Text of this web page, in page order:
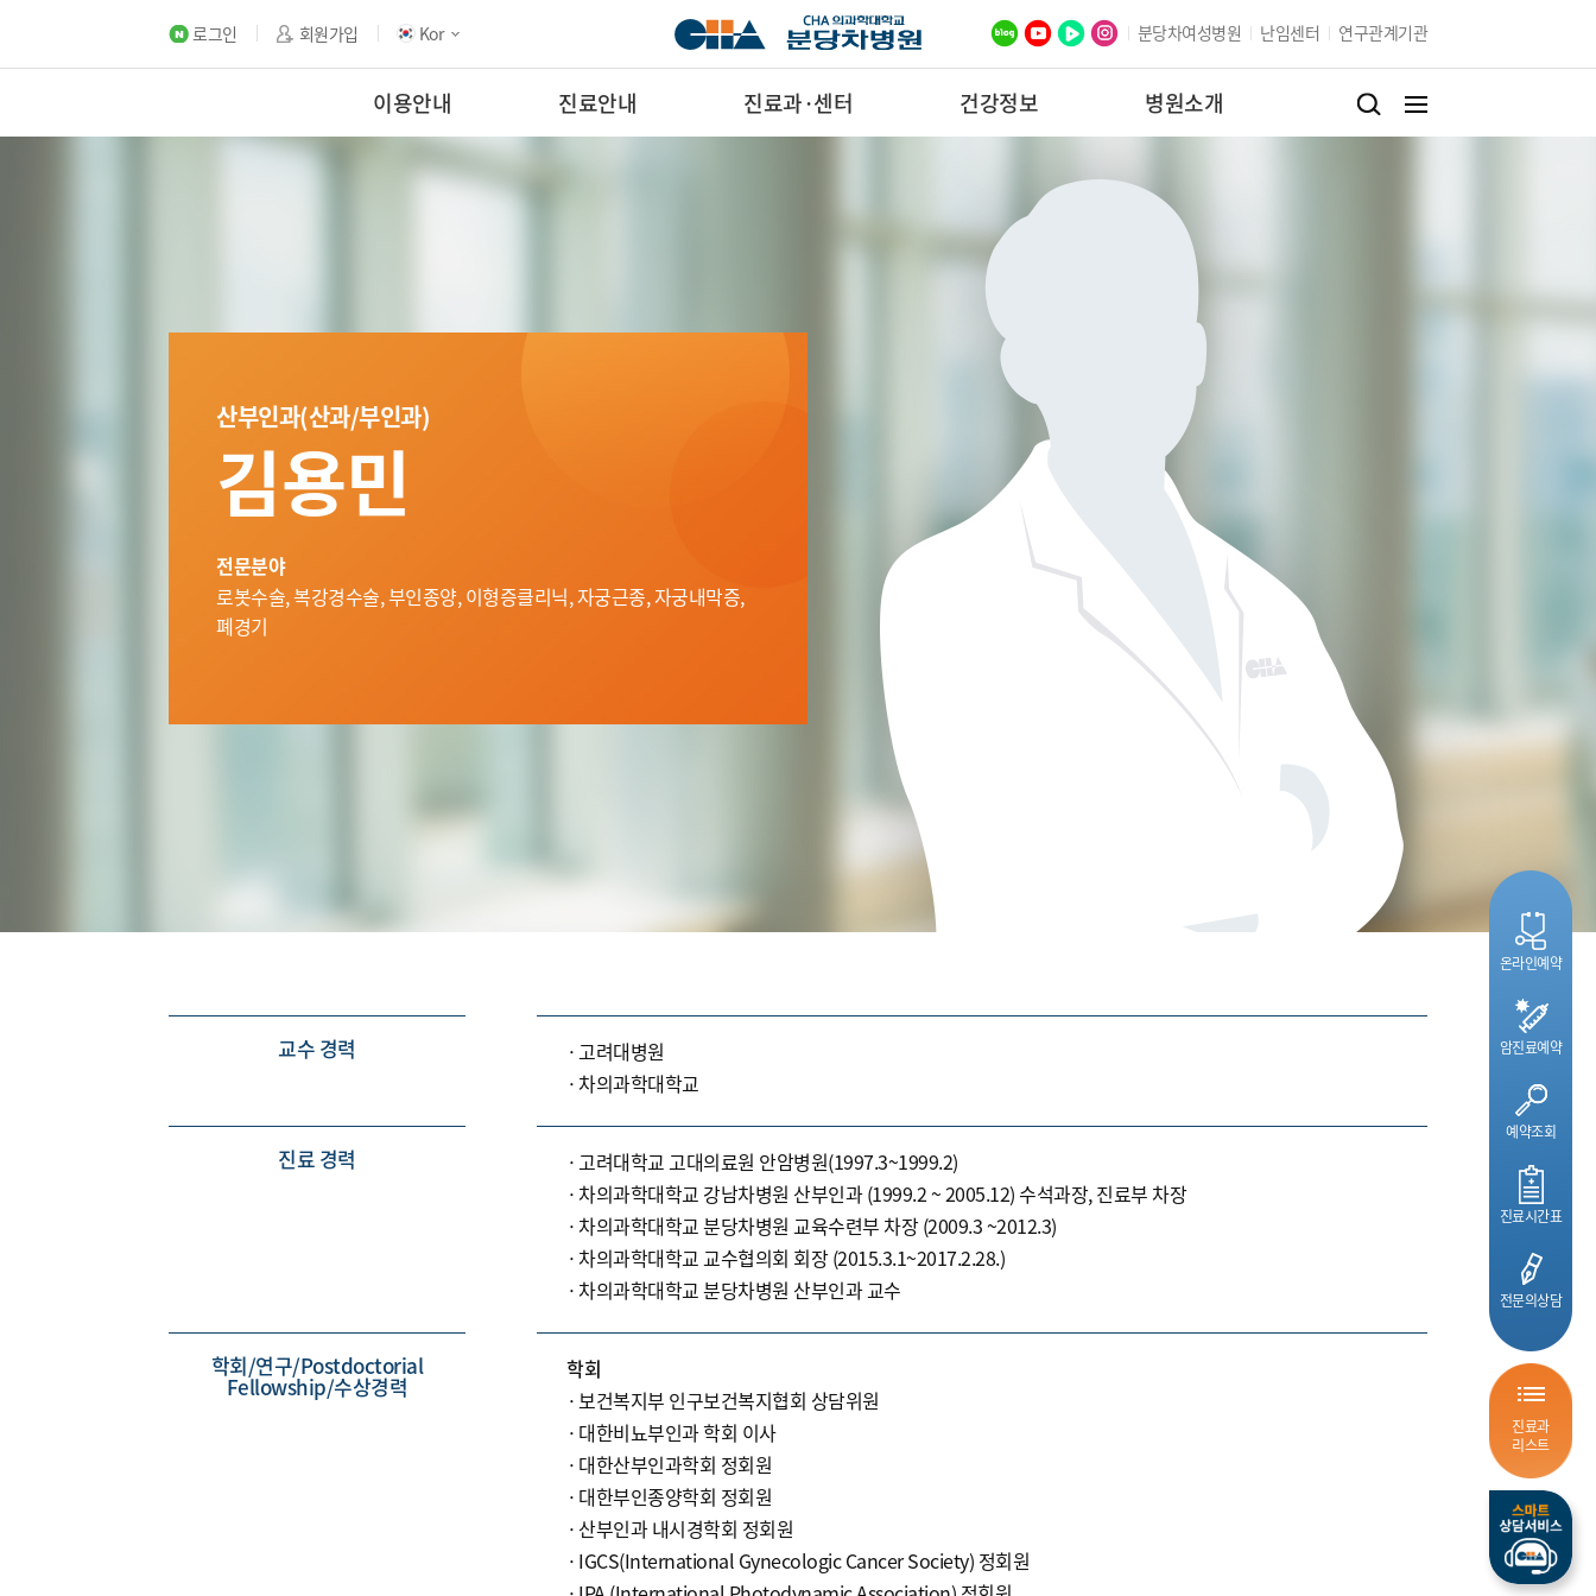
로그인 회원가입 Kor 분당차여성병원 난임센터 연구관계기관
이용안내 진료안내 진료과·센터 건강정보 병원소개
온라인예약
암진료예약
예약조회
진료시간표
전문의상담
진료과
리스트
산부인과(산과/부인과)
김용민
전문분야
로봇수술, 복강경수술, 부인종양, 이형증클리닉, 자궁근종, 자궁내막증,
폐경기
교수 경력
고려대병원
차의과학대학교
진료 경력
고려대학교 고대의료원 안암병원(1997.3~1999.2)
차의과학대학교 강남차병원 산부인과 (1999.2 ~ 2005.12) 수석과장, 진료부 차장
차의과학대학교 분당차병원 교육수련부 차장 (2009.3 ~2012.3)
차의과학대학교 교수협의회 회장 (2015.3.1~2017.2.28.)
차의과학대학교 분당차병원 산부인과 교수
학회/연구/Postdoctorial
Fellowship/수상경력
학회
보건복지부 인구보건복지협회 상담위원
대한비뇨부인과 학회 이사
대한산부인과학회 정회원
대한부인종양학회 정회원
산부인과 내시경학회 정회원
IGCS(International Gynecologic Cancer Society) 정회원